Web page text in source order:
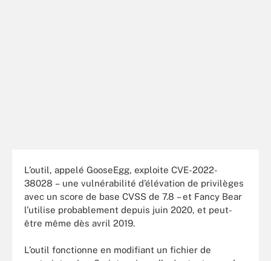
L’outil, appelé GooseEgg, exploite CVE-2022-
38028 – une vulnérabilité d’élévation de privilèges
avec un score de base CVSS de 7.8 – et Fancy Bear
l’utilise probablement depuis juin 2020, et peut-
être même dès avril 2019.
L’outil fonctionne en modifiant un fichier de